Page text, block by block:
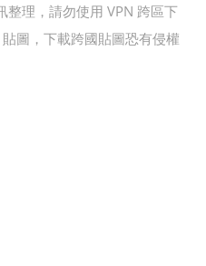
整理，請勿使用 VPN 跨區下
圖，下載跨國貼圖恐有侵權